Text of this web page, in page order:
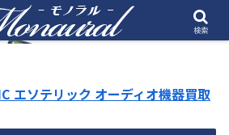
エソテリック オーディオ機器買取
検索